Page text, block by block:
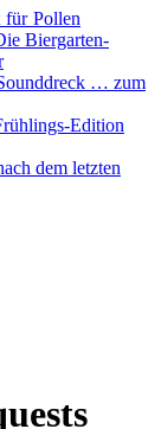
für Pollen
Biergarten-
… zum
Edition
dem letzten